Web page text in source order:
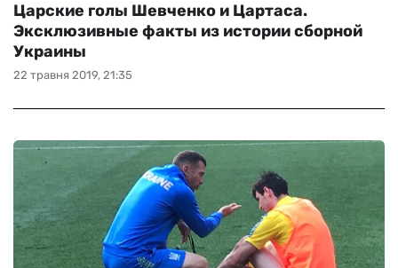
22 травня 2019, 21:35
Царские голы Шевченко и Цартаса.
Эксклюзивные факты из истории сборной
Украины